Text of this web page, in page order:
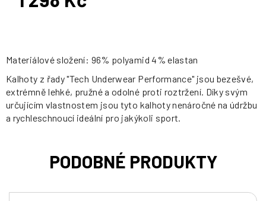
Měrná
Materiálové složení: 96% polyamid 4% elastan
Kalhoty z řady "Tech Underwear Performance" jsou bezešvé,
extrémně lehké, pružné a odolné proti roztržení. Díky svým
určujícím vlastnostem jsou tyto kalhoty nenáročné na údržbu
a rychleschnoucí ideální pro jakýkoli sport.